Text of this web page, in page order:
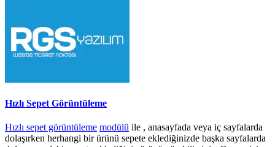
Hızlı Sepet Görüntüleme
Hızlı sepet görüntüleme modülü ile , anasayfada veya iç sayfalarda
dolaşırken herhangi bir ürünü sepete eklediğinizde başka sayfalarda